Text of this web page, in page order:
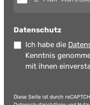
Datenschutz
Ich habe die
Kenntnis
mit ihnen
Diese Seite ist durch